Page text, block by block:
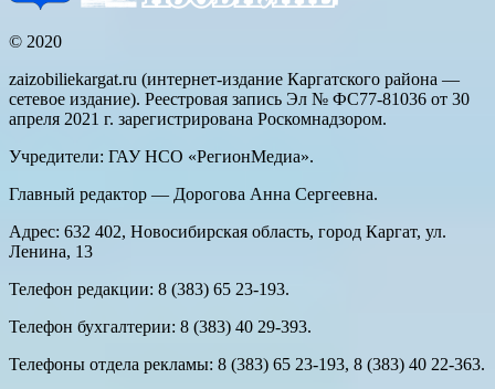
© 2020
zaizobiliekargat.ru (интернет-издание Каргатского района —
сетевое издание). Реестровая запись Эл № ФС77-81036 от 30
апреля 2021 г. зарегистрирована Роскомнадзором.
Учредители: ГАУ НСО «РегионМедиа».
Главный редактор — Дорогова Анна Сергеевна.
Адрес: 632 402, Новосибирская область, город Каргат, ул.
Ленина, 13
Телефон редакции: 8 (383) 65 23-193.
Телефон бухгалтерии: 8 (383) 40 29-393.
Телефоны отдела рекламы: 8 (383) 65 23-193, 8 (383) 40 22-363.